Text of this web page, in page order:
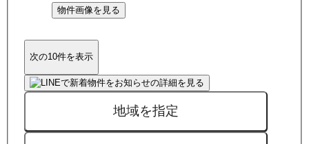
物件画像を見る
次の10件を表示
地域を指定